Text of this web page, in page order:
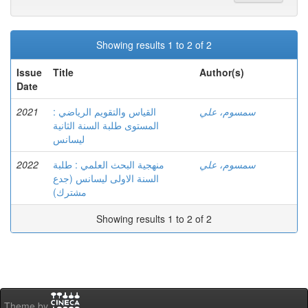
Showing results 1 to 2 of 2
Issue
Date
Title Author(s)
2021
القياس والتقويم الرياضي :
المستوى طلبة السنة الثانية
ليسانس
سمسوم، علي
2022
منهجية البحث العلمي : طلبة
السنة الاولى ليسانس (جدع
مشترك)
سمسوم، علي
Showing results 1 to 2 of 2